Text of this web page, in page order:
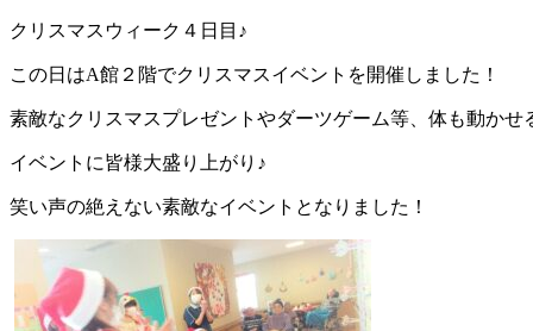
クリスマスウィーク４日目♪
この日はA館２階でクリスマスイベントを開催しました！
素敵なクリスマスプレゼントやダーツゲーム等、体も動かせ
イベントに皆様大盛り上がり♪
笑い声の絶えない素敵なイベントとなりました！